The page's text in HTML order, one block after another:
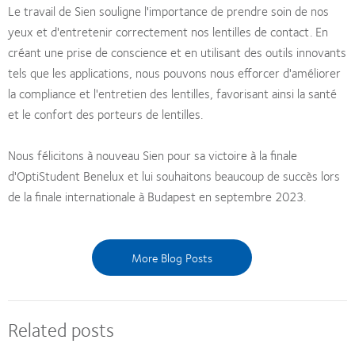
Le travail de Sien souligne l'importance de prendre soin de nos
yeux et d'entretenir correctement nos lentilles de contact. En
créant une prise de conscience et en utilisant des outils innovants
tels que les applications, nous pouvons nous efforcer d'améliorer
la compliance et l'entretien des lentilles, favorisant ainsi la santé
et le confort des porteurs de lentilles.
Nous félicitons à nouveau Sien pour sa victoire à la finale
d'OptiStudent Benelux et lui souhaitons beaucoup de succès lors
de la finale internationale à Budapest en septembre 2023.
More Blog Posts
Related posts